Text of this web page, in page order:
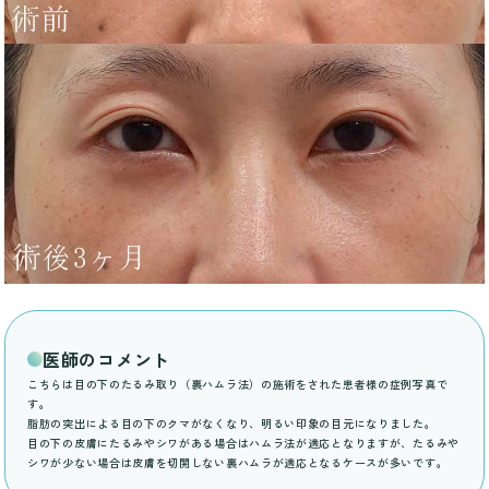
医師のコメント
こちらは目の下のたるみ取り（裏ハムラ法）の施術をされた患者様の症例写真で
す。
脂肪の突出による目の下のクマがなくなり、明るい印象の目元になりました。
目の下の皮膚にたるみやシワがある場合はハムラ法が適応となりますが、たるみや
シワが少ない場合は皮膚を切開しない裏ハムラが適応となるケースが多いです。